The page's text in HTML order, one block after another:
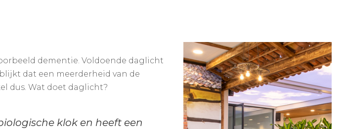
dementie. Voldoende daglicht
dat een meerderheid van de
dus. Wat doet daglicht?
klok en heeft een